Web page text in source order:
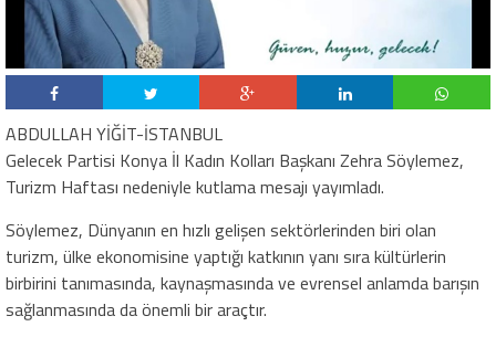
ABDULLAH YİĞİT-İSTANBUL
Gelecek Partisi Konya İl Kadın Kolları Başkanı Zehra Söylemez,
Turizm Haftası nedeniyle kutlama mesajı yayımladı.
Söylemez, Dünyanın en hızlı gelişen sektörlerinden biri olan
turizm, ülke ekonomisine yaptığı katkının yanı sıra kültürlerin
birbirini tanımasında, kaynaşmasında ve evrensel anlamda barışın
sağlanmasında da önemli bir araçtır.